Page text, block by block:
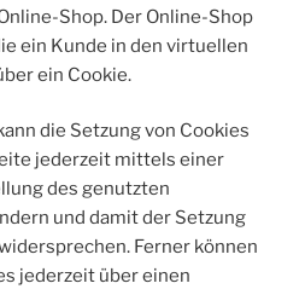
Shop. Der Online-Shop
ein Kunde in den virtuellen
ein Cookie.
die Setzung von Cookies
jederzeit mittels einer
des genutzten
und damit der Setzung
Ferner können
jederzeit über einen